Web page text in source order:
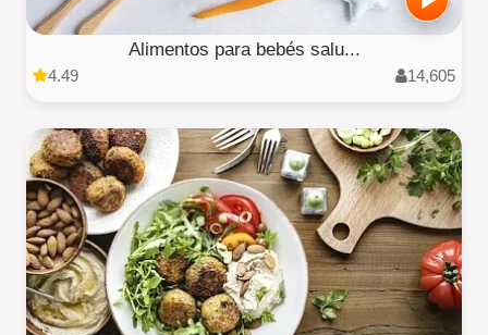
Alimentos para bebés salu...
4.49 14,605